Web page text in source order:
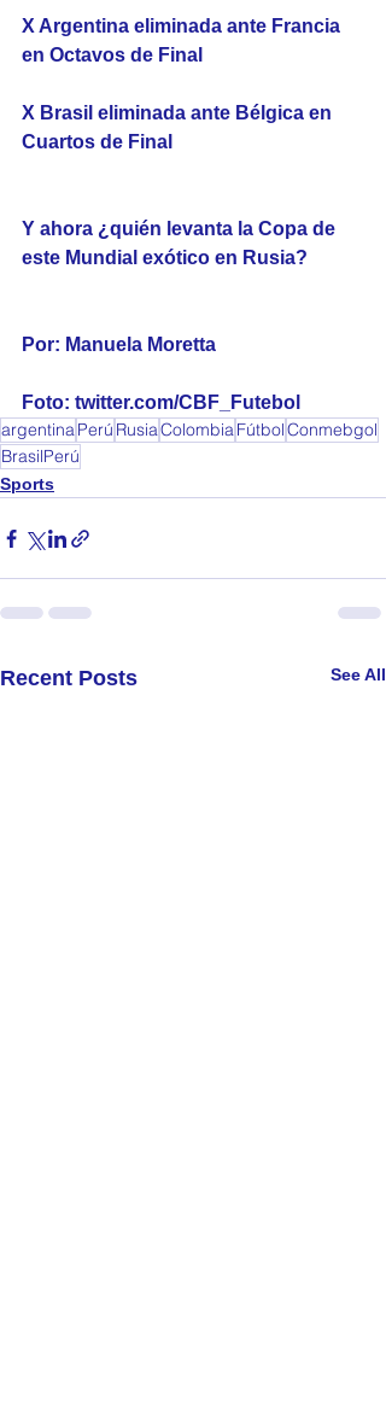
X Argentina eliminada ante Francia
en Octavos de Final
X Brasil eliminada ante Bélgica en
Cuartos de Final
Y ahora ¿quién levanta la Copa de
este Mundial exótico en Rusia?
Por: Manuela Moretta
Foto: twitter.com/CBF_Futebol
argentinaPerú RusiaColombiaFútbolConmebgol
BrasilPerú
Sports
Recent Posts See All